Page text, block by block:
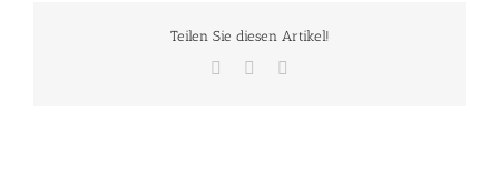
Teilen Sie diesen Artikel!
Facebook
Twitter